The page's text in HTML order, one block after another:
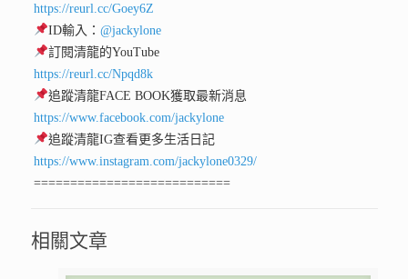
https://reurl.cc/Goey6Z
ID輸入：@jackylone
訂閱清龍的YouTube
https://reurl.cc/Npqd8k
追蹤清龍FACE BOOK獲取最新消息
https://www.facebook.com/jackylone
追蹤清龍IG查看更多生活日記
https://www.instagram.com/jackylone0329/
===========================
相關文章